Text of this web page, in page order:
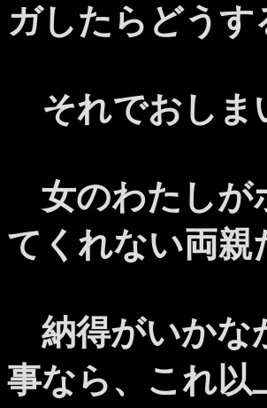
ガしたらどうす
それでおしま
女のわたしが
てくれない両親
納得がいかな
事なら、これ以